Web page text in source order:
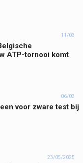
11/03
ATP-tornooi komt
06/03
voor zware test bij
23/05/2025